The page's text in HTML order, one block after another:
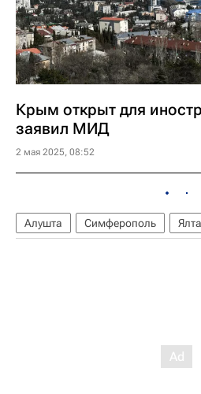
Крым открыт для
заявил МИД
2 мая 2025, 08:52
Алушта Симферополь Ялта